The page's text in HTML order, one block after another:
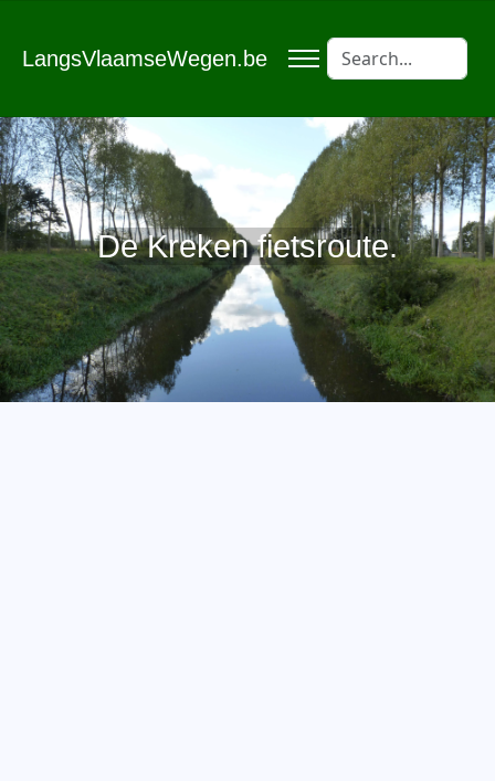
LangsVlaamseWegen.be
De Kreken fietsroute.